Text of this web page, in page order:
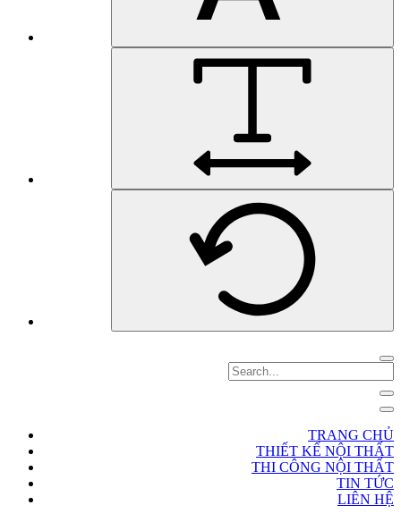
TRANG CHỦ
THIẾT KẾ NỘI THẤT
THI CÔNG NỘI THẤT
TIN TỨC
LIÊN HỆ